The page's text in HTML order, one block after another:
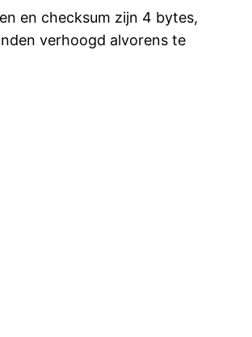
en checksum zijn 4 bytes,
verhoogd alvorens te